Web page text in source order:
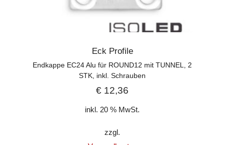
Eck Profile
Endkappe EC24 Alu für ROUND12 mit TUNNEL, 2
STK, inkl. Schrauben
€ 12,36
inkl. 20 % MwSt.
zzgl.